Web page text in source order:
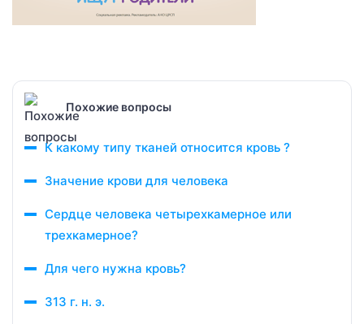
Похожие вопросы
К какому типу тканей относится кровь ?
Значение крови для человека
Сердце человека четырехкамерное или
трехкамерное?
Для чего нужна кровь?
313 г. н. э.